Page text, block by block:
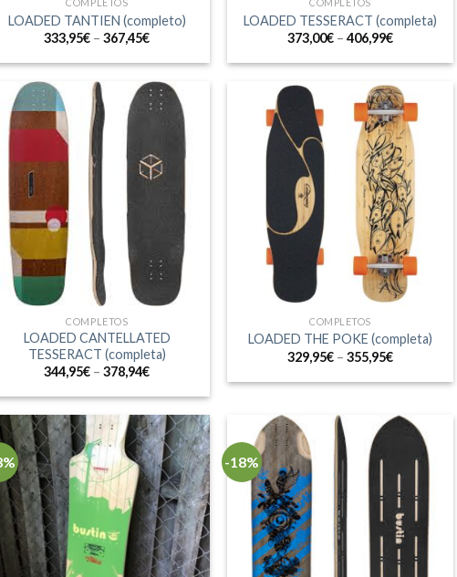
COMPLETOS
LOADED TANTIEN (completo)
333,95€ –367,45€
COMPLETOS
LOADED TESSERACT (completa)
373,00€– 406,99€
COMPLETOS
LOADED CANTELLATED
TESSERACT (completa)
344,95€ –378,94€
COMPLETOS
LOADED THE POKE (completa)
329,95€– 355,95€
-18%